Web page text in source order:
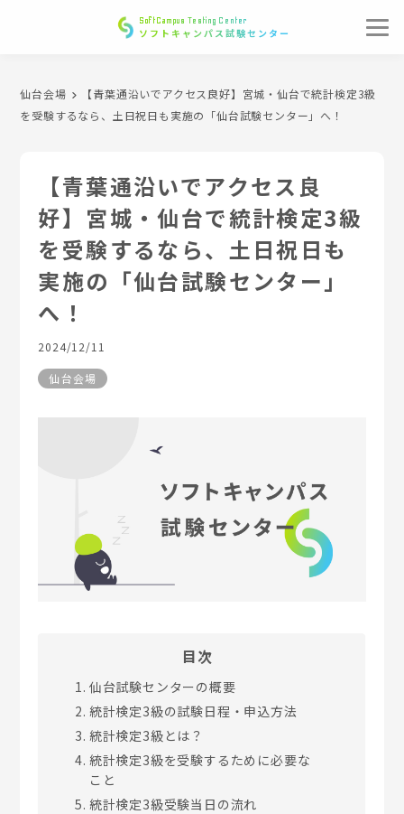
SoftCampus Testing Center
ソフトキャンパス試験センター
仙台会場
【青葉通沿いでアクセス良好】宮城・仙台で統計検定3級
を受験するなら、土日祝日も実施の「仙台試験センター」へ！
【青葉通沿いでアクセス良
好】宮城・仙台で統計検定3級
を受験するなら、土日祝日も
実施の「仙台試験センター」
へ！
2024/12/11
仙台会場
目次
仙台試験センターの概要
統計検定3級の試験日程・申込方法
統計検定3級とは？
統計検定3級を受験するために必要な
こと
統計検定3級受験当日の流れ